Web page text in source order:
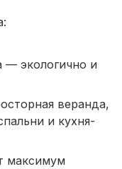
— экологично и
веранда,
и кухня-
максимум